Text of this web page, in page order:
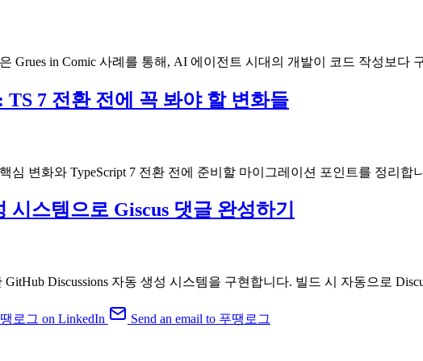
Grues in Comic 사례를 통해, AI 에이전트 시대의 개발이 코드 작성보다
7 전환 전에 꼭 봐야 할 변화들
심 변화와 TypeScript 7 전환 전에 준비할 마이그레이션 포인트를 정리합
시스템으로 Giscus 댓글 완성하기
Discussions 자동 생성 시스템을 구현합니다. 빌드 시 자동으로
로그 on LinkedIn
Send an email to 푸땡로그